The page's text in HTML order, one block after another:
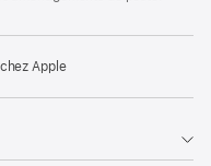
Apple